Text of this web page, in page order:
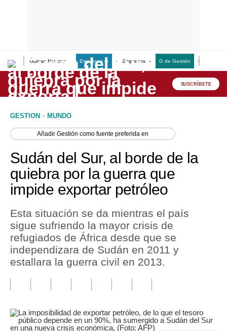
Últimas Noticias Empresas G Empresas G de Gestión
Lo último
Peru Quiosco
Economía
Mercados
Política
Tu Dinero
Finanzas Personales
Opinión
SUSCRÍBETE
GESTION > MUNDO
AñadirGestión como fuente preferida en
Sudán del Sur, al borde de la
quiebra por la guerra que
impide exportar petróleo
Esta situación se da mientras el país
sigue sufriendo la mayor crisis de
refugiados de África desde que se
independizara de Sudán en 2011 y
estallara la guerra civil en 2013.